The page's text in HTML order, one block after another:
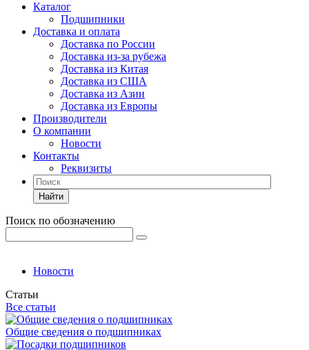
Каталог
Подшипники
Доставка и оплата
Доставка по России
Доставка из-за рубежа
Доставка из Китая
Доставка из США
Доставка из Азии
Доставка из Европы
Производители
О компании
Новости
Контакты
Реквизиты
Найти
Поиск по обозначению
Новости
Статьи
Все статьи
Общие сведения о подшипниках